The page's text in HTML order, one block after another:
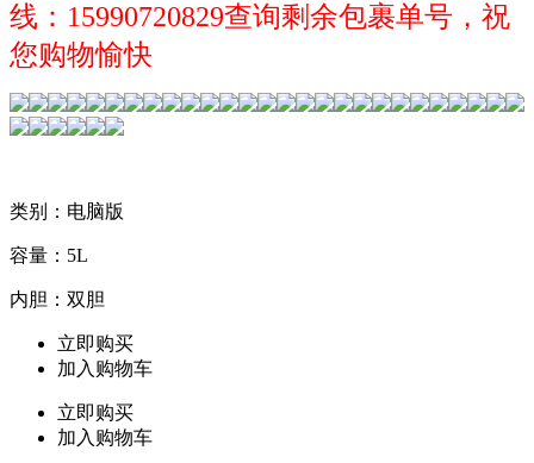
线：15990720829查询剩余包裹单号，祝
您购物愉快
类别：电脑版
容量：5L
内胆：双胆
立即购买
加入购物车
立即购买
加入购物车